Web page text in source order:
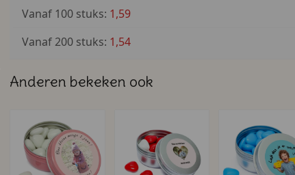
Vanaf 100 stuks: 1,59
Vanaf 200 stuks: 1,54
Anderen bekeken ook